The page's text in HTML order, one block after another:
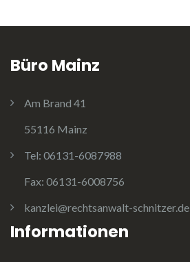
Büro Mainz
Am Brand 41
55116 Mainz
Tel: 06131-6087988
Fax: 06131-6008756
kanzlei@rechtsanwalt-schnitzer.de
Informationen